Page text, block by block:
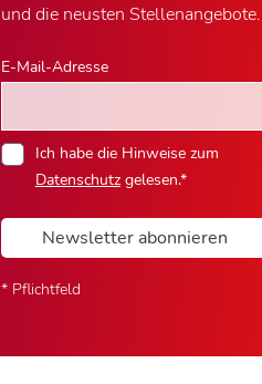
und die neusten Stellenangebote.
E-Mail-Adresse
Ich habe die Hinweise zum
Datenschutzgelesen.*
Newsletter abonnieren
* Pflichtfeld